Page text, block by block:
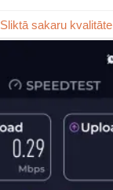
Sliktā sakaru kvalitāte